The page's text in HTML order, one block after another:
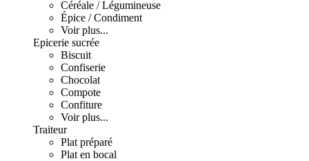
Céréale / Légumineuse
Épice / Condiment
Voir plus...
Epicerie sucrée
Biscuit
Confiserie
Chocolat
Compote
Confiture
Voir plus...
Traiteur
Plat préparé
Plat en bocal